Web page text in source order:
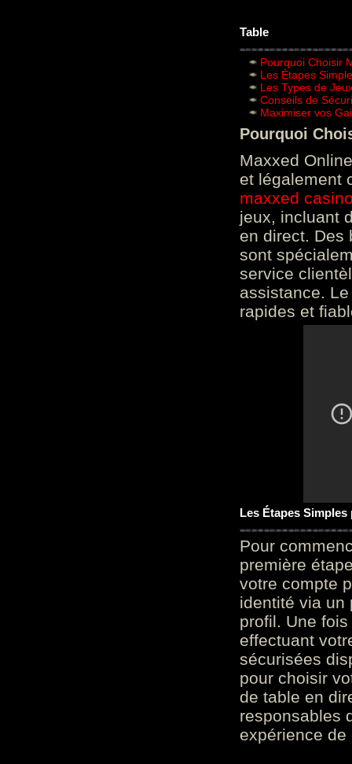
Table
Pourquoi Choisir
Les Étapes
Les Types de
Conseils de
Maximiser vos
Pourquoi
Maxxed
et légalement
maxxed
jeux, incluant
en direct. Des
sont
service
assistance.
rapides et
Les Étapes
Pour
première
votre compte
identité via un
profil. Une
effectuant
sécurisées
pour choisir
de table en
responsables
expérience